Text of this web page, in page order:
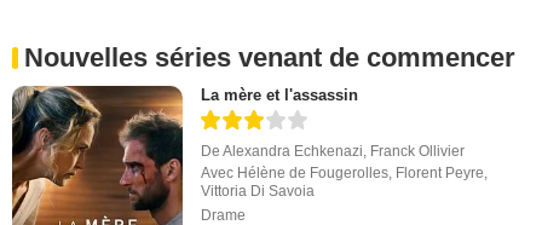
Nouvelles séries venant de commencer
La mère et l'assassin
DeAlexandra Echkenazi Franck Ollivier
Avec Hélène de Fougerolles Florent Peyre
Vittoria Di Savoia
Drame